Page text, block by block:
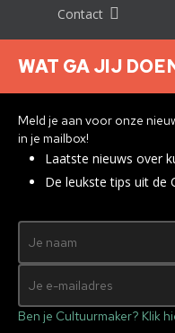
Contact
Nieuwsbrief
Privacyverklaring
agency Brendly&
WAT GA JIJ
Meld je aan voor onze
in je mailbox!
Laatste nieuws over
De leukste tips uit de
Ben je Cultuurmaker? Klik